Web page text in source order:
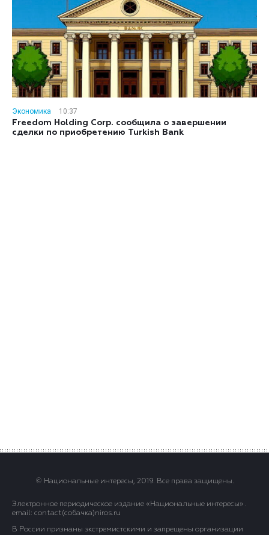
Экономика
10:37
Freedom Holding Corp. сообщила о завершении
сделки по приобретению Turkish Bank
© Национальные интересы, 2019. Все права защищены.
Электронное периодическое издание «Национальные интересы» .
email: contact(сoбaчка)niros.ru
В России признаны экстремистскими и запрещены организации